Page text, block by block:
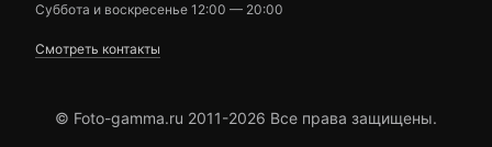
Суббота и воскресенье 12:00 — 20:00
Смотреть контакты
© Foto-gamma.ru 2011-2026 Все права защищены.